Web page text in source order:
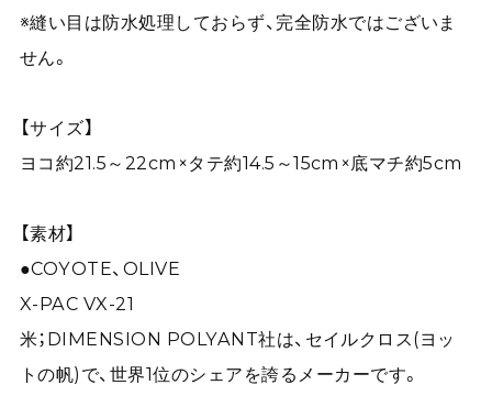
※縫い目は防水処理しておらず、完全防水ではございま
せん。
【サイズ】
ヨコ約21.5～22cm×タテ約14.5～15cm×底マチ約5cm
【素材】
●COYOTE、OLIVE
X-PAC VX-21
米；DIMENSION POLYANT社は、セイルクロス(ヨッ
トの帆)で、世界1位のシェアを誇るメーカーです。